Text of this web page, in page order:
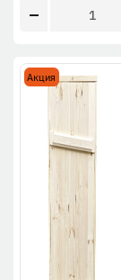
Акция